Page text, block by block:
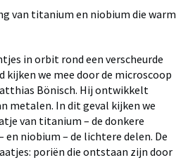
van titanium en niobium die warm
in orbit rond een verscheurde
kijken we mee door de microscoop
Bönisch. Hij ontwikkelt
metalen. In dit geval kijken we
van titanium – de donkere
en niobium – de lichtere delen. De
poriën die ontstaan zijn door